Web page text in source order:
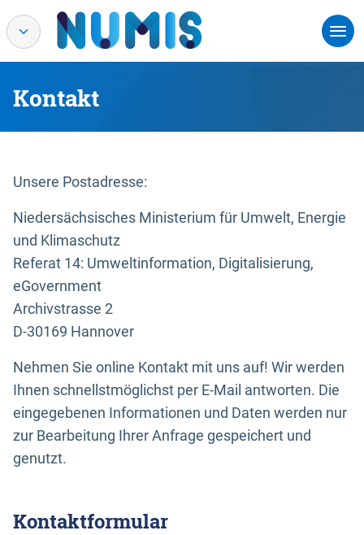
Kontakt
Unsere Postadresse:
Niedersächsisches Ministerium für Umwelt, Energie
und Klimaschutz
Referat 14: Umweltinformation, Digitalisierung,
eGovernment
Archivstrasse 2
D-30169 Hannover
Nehmen Sie online Kontakt mit uns auf! Wir werden
Ihnen schnellstmöglichst per E-Mail antworten. Die
eingegebenen Informationen und Daten werden nur
zur Bearbeitung Ihrer Anfrage gespeichert und
genutzt.
Kontaktformular